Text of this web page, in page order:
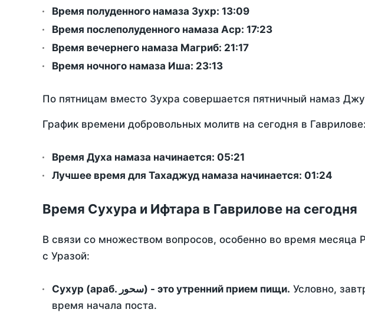
Время полуденного намаза Зухр: 13:09
Время послеполуденного намаза Аср: 17:23
Время вечернего намаза Магриб: 21:17
Время ночного намаза Иша: 23:13
По пятницам вместо Зухра совершается пятничный намаз
График времени добровольных молитв на сегодня в Гаврилове:
Время Духа намаза начинается: 05:21
Лучшее время для Тахаджуд намаза начинается: 01:24
Время Сухура и Ифтара в Гаврилове на сегодня
В связи со множеством вопросов, особенно во время месяца
с Уразой:
Сухур (араб. سحور) - это утренний прием пищи. Условно,
время начала поста.